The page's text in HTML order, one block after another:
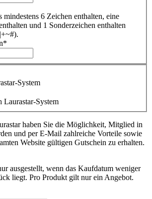
mindestens 6 Zeichen enthalten, eine
und 1 Sonderzeichen enthalten
*
System
Laurastar-System
haben Sie die Möglichkeit, Mitglied in
und per E-Mail zahlreiche Vorteile sowie
Website gültigen Gutschein zu erhalten.
ausgestellt, wenn das Kaufdatum weniger
liegt. Pro Produkt gilt nur ein Angebot.